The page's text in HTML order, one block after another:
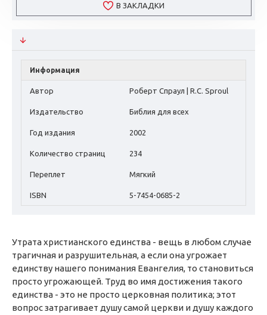
В ЗАКЛАДКИ
Информация
Автор Роберт Спраул | R.C. Sproul
Издательство Библия для всех
Год издания 2002
Количество страниц 234
Переплет Мягкий
ISBN 5-7454-0685-2
Утрата христианского единства - вещь в любом случае
трагичная и разрушительная, а если она угрожает
единству нашего понимания Евангелия, то становиться
просто угрожающей. Труд во имя достижения такого
единства - это не просто церковная политика; этот
вопрос затрагивает душу самой церкви и душу каждого